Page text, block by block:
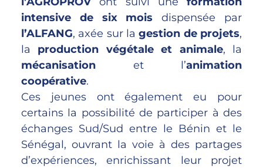
intensive de six mois dispensée par
l’ALFANG, axée sur lagestion de projets,
la production végétale et animale, la
mécanisation et l’animation
coopérative.
Ces jeunes ont également eu pour
certains la possibilité de participer à des
échanges Sud/Sud entre le Bénin et le
Sénégal, ouvrant la voie à des partages
d’expériences, enrichissant leur projet